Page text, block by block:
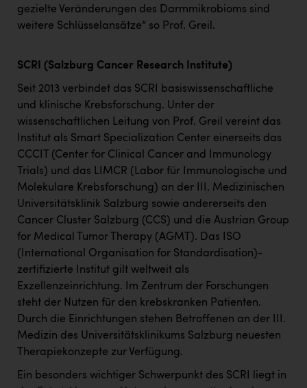
gezielte Veränderungen des Darmmikrobioms sind
weitere Schlüsselansätze“ so Prof. Greil.
SCRI (Salzburg Cancer Research Institute)
Seit 2013 verbindet das SCRI basiswissenschaftliche
und klinische Krebsforschung. Unter der
wissenschaftlichen Leitung von Prof. Greil vereint das
Institut als Smart Specialization Center einerseits das
CCCIT (Center for Clinical Cancer and Immunology
Trials) und das LIMCR (Labor für Immunologische und
Molekulare Krebsforschung) an der III. Medizinischen
Universitätsklinik Salzburg sowie andererseits den
Cancer Cluster Salzburg (CCS) und die Austrian Group
for Medical Tumor Therapy (AGMT). Das ISO
(International Organisation for Standardisation)-
zertifizierte Institut gilt weltweit als
Exzellenzeinrichtung. Im Zentrum der Forschungen
steht der Nutzen für den krebskranken Patienten.
Durch die Einrichtungen stehen Betroffenen an der III.
Medizin des Universitätsklinikums Salzburg neuesten
Therapiekonzepte zur Verfügung.
Ein besonders wichtiger Schwerpunkt des SCRI liegt in